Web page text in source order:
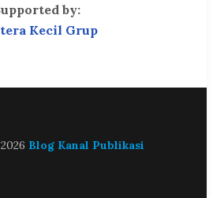
by:
Kecil Grup
Blog Kanal Publikasi